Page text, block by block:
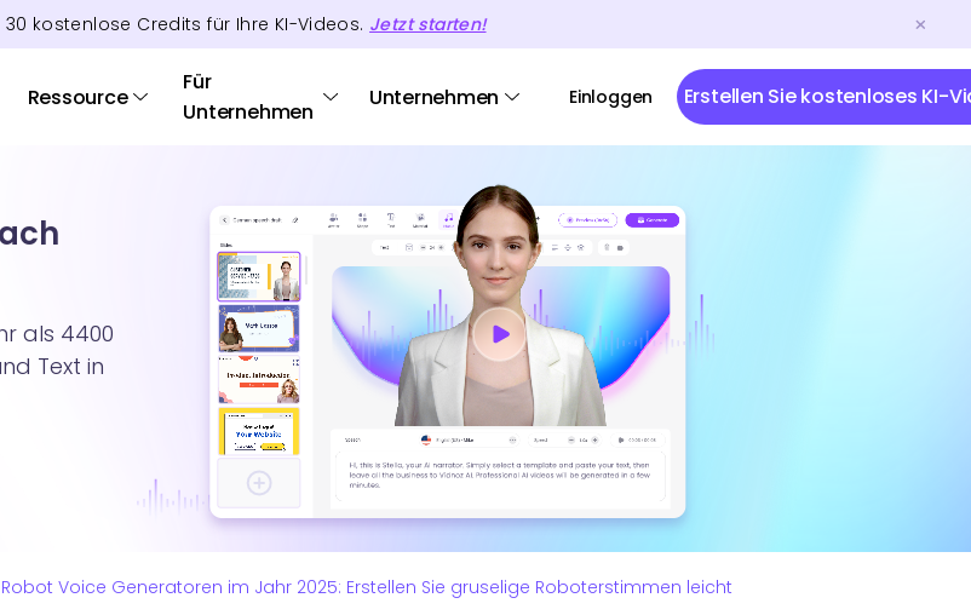
30 kostenlose Credits für Ihre KI-Videos. Jetzt starten!
Ressource
Für
Unternehmen
Unternehmen Einloggen Erstellen Sie kostenloses KI-
als 4400
Text in
Voice Generatoren im Jahr 2025: Erstellen Sie gruselige Roboterstimmen leicht